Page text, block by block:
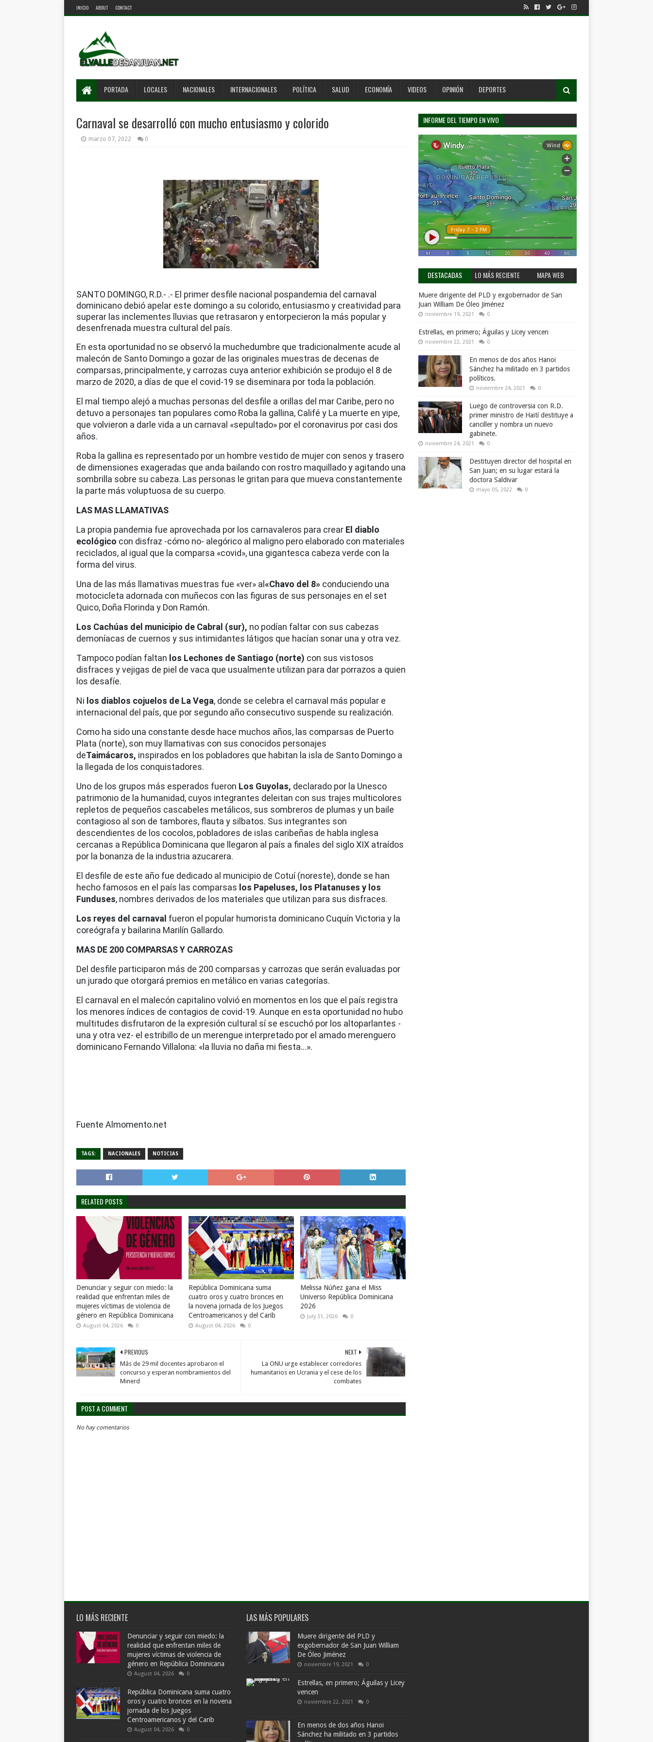
INICIO ABOUT CONTACT
PORTADA LOCALES NACIONALES INTERNACIONALES POLÍTICA SALUD ECONOMÍA VIDEOS OPINIÓN DEPORTES
Carnaval se desarrolló con mucho entusiasmo y colorido
marzo 07, 2022 0
SANTO DOMINGO, R.D.- .- El primer desfile nacional pospandemia del carnaval
dominicano debió apelar este domingo a su colorido, entusiasmo y creatividad para
superar las inclementes lluvias que retrasaron y entorpecieron la más popular y
desenfrenada muestra cultural del país.
En esta oportunidad no se observó la muchedumbre que tradicionalmente acude al
malecón de Santo Domingo a gozar de las originales muestras de decenas de
comparsas, principalmente, y carrozas cuya anterior exhibición se produjo el 8 de
marzo de 2020, a días de que el covid-19 se diseminara por toda la población.
El mal tiempo alejó a muchas personas del desfile a orillas del mar Caribe, pero no
detuvo a personajes tan populares como Roba la gallina, Califé y La muerte en yipe,
que volvieron a darle vida a un carnaval «sepultado» por el coronavirus por casi dos
años.
Roba la gallina es representado por un hombre vestido de mujer con senos y trasero
de dimensiones exageradas que anda bailando con rostro maquillado y agitando una
sombrilla sobre su cabeza. Las personas le gritan para que mueva constantemente
la parte más voluptuosa de su cuerpo.
LAS MAS LLAMATIVAS
La propia pandemia fue aprovechada por los carnavaleros para crear El diablo
ecológico con disfraz -cómo no- alegórico al maligno pero elaborado con materiales
reciclados, al igual que la comparsa «covid», una gigantesca cabeza verde con la
forma del virus.
Una de las más llamativas muestras fue «ver» al «Chavo del 8» conduciendo una
motocicleta adornada con muñecos con las figuras de sus personajes en el set
Quico, Doña Florinda y Don Ramón.
Los Cachúas del municipio de Cabral (sur), no podían faltar con sus cabezas
demoníacas de cuernos y sus intimidantes látigos que hacían sonar una y otra vez.
Tampoco podían faltan los Lechones de Santiago (norte) con sus vistosos
disfraces y vejigas de piel de vaca que usualmente utilizan para dar porrazos a quien
los desafíe.
Ni los diablos cojuelos de La Vega, donde se celebra el carnaval más popular e
internacional del país, que por segundo año consecutivo suspende su realización.
Como ha sido una constante desde hace muchos años, las comparsas de Puerto
Plata (norte), son muy llamativas con sus conocidos personajes
deTaimácaros, inspirados en los pobladores que habitan la isla de Santo Domingo a
la llegada de los conquistadores.
Uno de los grupos más esperados fueron Los Guyolas, declarado por la Unesco
patrimonio de la humanidad, cuyos integrantes deleitan con sus trajes multicolores
repletos de pequeños cascabeles metálicos, sus sombreros de plumas y un baile
contagioso al son de tambores, flauta y silbatos. Sus integrantes son
descendientes de los cocolos, pobladores de islas caribeñas de habla inglesa
cercanas a República Dominicana que llegaron al país a finales del siglo XIX atraídos
por la bonanza de la industria azucarera.
El desfile de este año fue dedicado al municipio de Cotuí (noreste), donde se han
hecho famosos en el país las comparsas los Papeluses, los Platanuses y los
Funduses, nombres derivados de los materiales que utilizan para sus disfraces.
Los reyes del carnaval fueron el popular humorista dominicano Cuquín Victoria y la
coreógrafa y bailarina Marilín Gallardo.
MAS DE 200 COMPARSAS Y CARROZAS
Del desfile participaron más de 200 comparsas y carrozas que serán evaluadas por
un jurado que otorgará premios en metálico en varias categorías.
El carnaval en el malecón capitalino volvió en momentos en los que el país registra
los menores índices de contagios de covid-19. Aunque en esta oportunidad no hubo
multitudes disfrutaron de la expresión cultural sí se escuchó por los altoparlantes -
una y otra vez- el estribillo de un merengue interpretado por el amado merenguero
dominicano Fernando Villalona: «la lluvia no daña mi fiesta…».
Fuente Almomento.net
TAGS: NACIONALES NOTICIAS
RELATED POSTS
Denunciar y seguir con miedo: la
realidad que enfrentan miles de
mujeres víctimas de violencia de
género en República Dominicana
August 04, 2026 0
República Dominicana suma
cuatro oros y cuatro bronces en
la novena jornada de los Juegos
Centroamericanos y del Carib
August 04, 2026 0
Melissa Núñez gana el Miss
Universo República Dominicana
2026
July 31, 2026 0
NEXT
La ONU urge establecer corredores
humanitarios en Ucrania y el cese de los
combates
PREVIOUS
Más de 29 mil docentes aprobaron el
concurso y esperan nombramientos del
Minerd
POST A COMMENT
No hay comentarios
INFORME DEL TIEMPO EN VIVO
DESTACADAS LO MÁS RECIENTE MAPA WEB
Muere dirigente del PLD y exgobernador de San
Juan William De Óleo Jiménez
noviembre 19, 2021 0
Estrellas, en primero; Águilas y Licey vencen
noviembre 22, 2021 0
En menos de dos años Hanoi
Sánchez ha militado en 3 partidos
políticos.
noviembre 24, 2021 0
Luego de controversia con R.D.
primer ministro de Haití destituye a
canciller y nombra un nuevo
gabinete.
noviembre 24, 2021 0
Destituyen director del hospital en
San Juan; en su lugar estará la
doctora Saldivar
mayo 05, 2022 0
LO MÁS RECIENTE
Denunciar y seguir con miedo: la
realidad que enfrentan miles de
mujeres víctimas de violencia de
género en República Dominicana
August 04, 2026 0
República Dominicana suma cuatro
oros y cuatro bronces en la novena
jornada de los Juegos
Centroamericanos y del Carib
August 04, 2026 0
LAS MÁS POPULARES
Muere dirigente del PLD y
exgobernador de San Juan William
De Óleo Jiménez
noviembre 19, 2021 0
Estrellas, en primero; Águilas y Licey
vencen
noviembre 22, 2021 0
En menos de dos años Hanoi
Sánchez ha militado en 3 partidos